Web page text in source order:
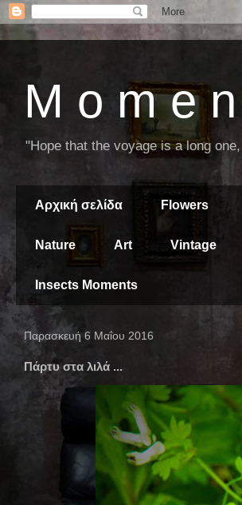
M o m e
"Hope that the voyage is a long
Αρχική σελίδα Flowers
Nature Art Vintage
Insects Moments
Παρασκευή 6 Μαΐου 2016
Πάρτυ στα λιλά ...